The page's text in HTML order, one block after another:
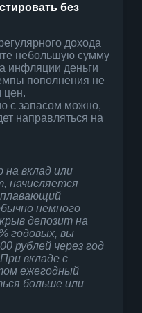
без
дохода
небольшую сумму
инфляции деньги
пополнения не
цен.
с запасом можно,
направляться на
на вклад или
начисляется
немного
депозит на
годовых, вы
рублей через год
вкладе с
ежегодный
больше или